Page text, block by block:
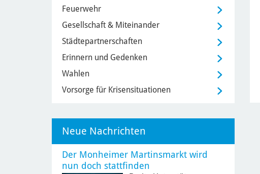
Feuerwehr
Gesellschaft & Miteinander
Städtepartnerschaften
Erinnern und Gedenken
Wahlen
Vorsorge für Krisensituationen
Neue Nachrichten
Der Monheimer Martinsmarkt wird
nun doch stattfinden